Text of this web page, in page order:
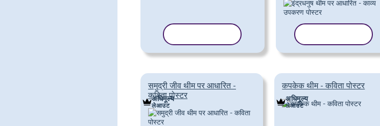
समुद्री जीव थीम पर आधारित -
कविता पोस्टर
अधिमूल्य
लेआउट
कपकेक थीम - कविता पोस्टर
अधिमूल्य
लेआउट